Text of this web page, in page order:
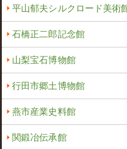
平山郁夫シルクロード美術
石橋正二郎記念館
山梨宝石博物館
行田市郷土博物館
燕市産業史料館
関鍛冶伝承館